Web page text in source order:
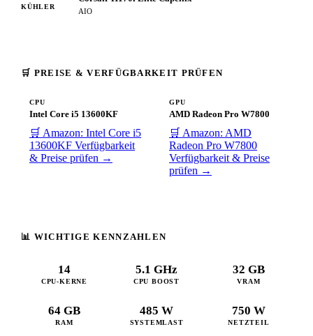
KÜHLER
AIO
🛒 PREISE & VERFÜGBARKEIT PRÜFEN
CPU
Intel Core i5 13600KF
🛒 Amazon: Intel Core i5
13600KF Verfügbarkeit
& Preise prüfen →
GPU
AMD Radeon Pro W7800
🛒 Amazon: AMD
Radeon Pro W7800
Verfügbarkeit & Preise
prüfen →
📊 WICHTIGE KENNZAHLEN
14
CPU-KERNE
5.1 GHz
CPU BOOST
32 GB
VRAM
64 GB
RAM
485 W
SYSTEMLAST
750 W
NETZTEIL